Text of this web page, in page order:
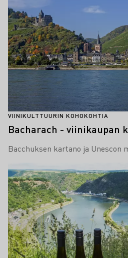
VIINIKULTTUURIN KOHOKOHTIA
Bacharach - viinikaupan
Bacchuksen kartano ja Unescon
Lue lisää